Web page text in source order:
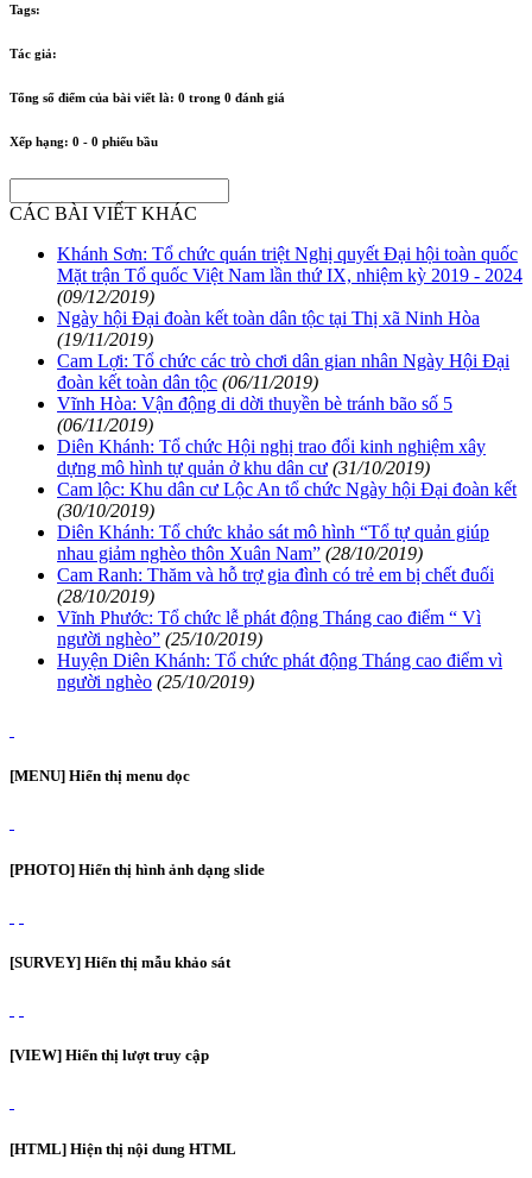
Tags:
Tác giả:
Tổng số điểm của bài viết là: 0 trong 0 đánh giá
Xếp hạng: 0 - 0 phiếu bầu
CÁC BÀI VIẾT KHÁC
Khánh Sơn: Tổ chức quán triệt Nghị quyết Đại hội toàn quốc
Mặt trận Tổ quốc Việt Nam lần thứ IX, nhiệm kỳ 2019 - 2024
(09/12/2019)
Ngày hội Đại đoàn kết toàn dân tộc tại Thị xã Ninh Hòa
(19/11/2019)
Cam Lợi: Tổ chức các trò chơi dân gian nhân Ngày Hội Đại
đoàn kết toàn dân tộc (06/11/2019)
Vĩnh Hòa: Vận động di dời thuyền bè tránh bão số 5
(06/11/2019)
Diên Khánh: Tổ chức Hội nghị trao đổi kinh nghiệm xây
dựng mô hình tự quản ở khu dân cư (31/10/2019)
Cam lộc: Khu dân cư Lộc An tổ chức Ngày hội Đại đoàn kết
(30/10/2019)
Diên Khánh: Tổ chức khảo sát mô hình “Tổ tự quản giúp
nhau giảm nghèo thôn Xuân Nam” (28/10/2019)
Cam Ranh: Thăm và hỗ trợ gia đình có trẻ em bị chết đuối
(28/10/2019)
Vĩnh Phước: Tổ chức lễ phát động Tháng cao điểm “ Vì
người nghèo” (25/10/2019)
Huyện Diên Khánh: Tổ chức phát động Tháng cao điểm vì
người nghèo (25/10/2019)
[MENU] Hiển thị menu dọc
[PHOTO] Hiển thị hình ảnh dạng slide
[SURVEY] Hiển thị mẫu khảo sát
[VIEW] Hiển thị lượt truy cập
[HTML] Hiện thị nội dung HTML